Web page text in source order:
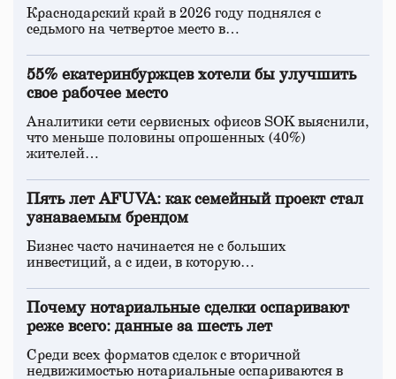
Краснодарский край в 2026 году поднялся с
седьмого на четвертое место в…
55% екатеринбуржцев хотели бы улучшить
свое рабочее место
Аналитики сети сервисных офисов SOK выяснили,
что меньше половины опрошенных (40%)
жителей…
Пять лет AFUVA: как семейный проект стал
узнаваемым брендом
Бизнес часто начинается не с больших
инвестиций, а с идеи, в которую…
Почему нотариальные сделки оспаривают
реже всего: данные за шесть лет
Среди всех форматов сделок с вторичной
недвижимостью нотариальные оспариваются в